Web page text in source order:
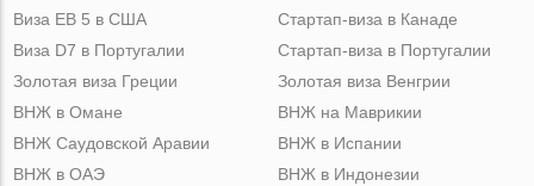
Виза ЕВ 5 в США
Виза D7 в Португалии
Золотая виза Греции
Стартап-виза в Канаде
Стартап-виза в Португалии
Золотая виза Венгрии
ВНЖ в Омане
ВНЖ Саудовской Аравии
ВНЖ в ОАЭ
ВНЖ на Маврикии
ВНЖ в Испании
ВНЖ в Индонезии